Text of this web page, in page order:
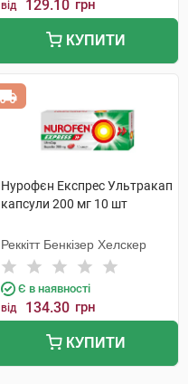
від 129.10 грн
КУПИТИ
Нурофєн Експрес Ультракап
капсули 200 мг 10 шт
Реккітт Бенкізер Хелскер
Є в наявності
від 134.30 грн
КУПИТИ